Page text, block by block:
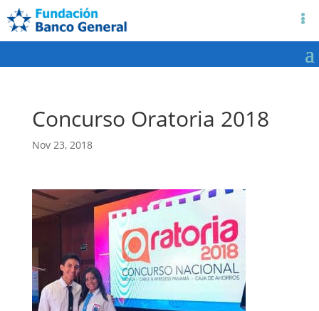
Concurso Oratoria 2018
Nov 23, 2018